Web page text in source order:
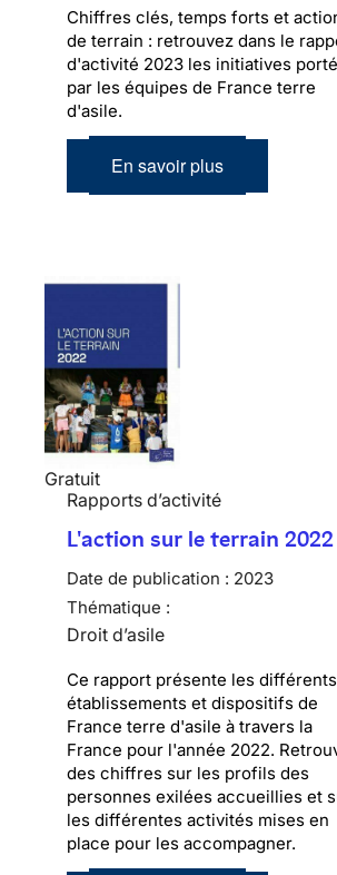
Chiffres clés, temps forts et
de terrain : retrouvez dans le
d'activité 2023 les initiatives
par les équipes de France terre
d'asile.
En savoir plus
Gratuit
Rapports d’activité
L'action sur le terrain 2022
Date de publication : 2023
Thématique :
Droit d’asile
Ce rapport présente les différents
établissements et dispositifs de
France terre d'asile à travers la
France pour l'année 2022.
des chiffres sur les profils des
personnes exilées accueillies et
les différentes activités mises en
place pour les accompagner.